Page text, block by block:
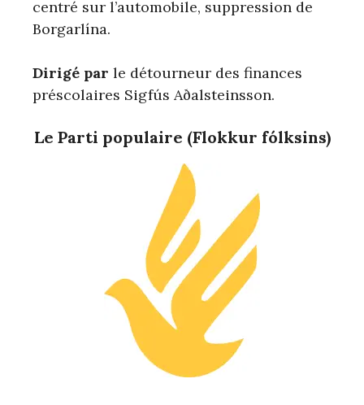
centré sur l’automobile, suppression de
Borgarlína.
Dirigé par le détourneur des finances
préscolaires Sigfús Aðalsteinsson.
Le Parti populaire (Flokkur fólksins)